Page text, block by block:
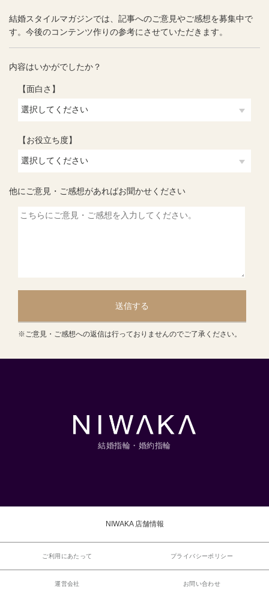
結婚スタイルマガジンでは、記事へのご意見やご感想を募集中で
す。今後のコンテンツ作りの参考にさせていただきます。
内容はいかがでしたか？
【面白さ】
【お役立ち度】
他にご意見・ご感想があればお聞かせください
送信する
※ご意見・ご感想への返信は行っておりませんのでご了承ください。
結婚指輪・婚約指輪
NIWAKA 店舗情報
ご利用にあたって プライバシーポリシー
運営会社 お問い合わせ